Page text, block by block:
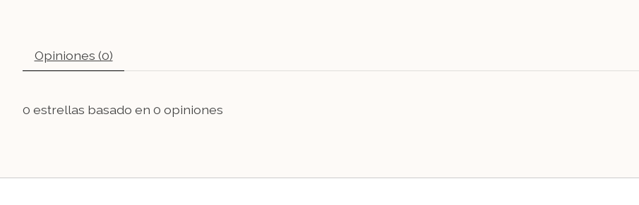
Opiniones (0)
0 estrellas basado en 0 opiniones